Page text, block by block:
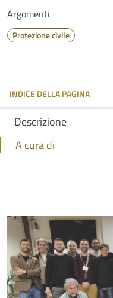
Argomenti
Protezione civile
INDICE DELLA PAGINA
Descrizione
A cura di